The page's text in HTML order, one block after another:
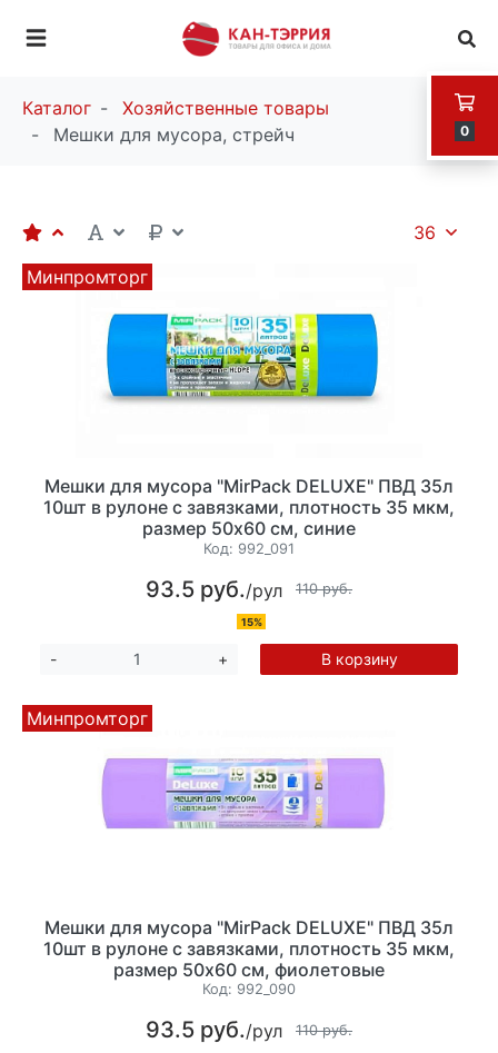
0
Каталог
Хозяйственные товары
Мешки для мусора, стрейч
36
Минпромторг
Мешки для мусора "MirPack DELUXE" ПВД 35л
10шт в рулоне с завязками, плотность 35 мкм,
размер 50х60 см, синие
Код: 992_091
93.5 руб./рул 110 руб.
15%
- + В корзину
Минпромторг
Мешки для мусора "MirPack DELUXE" ПВД 35л
10шт в рулоне с завязками, плотность 35 мкм,
размер 50х60 см, фиолетовые
Код: 992_090
93.5 руб./рул 110 руб.